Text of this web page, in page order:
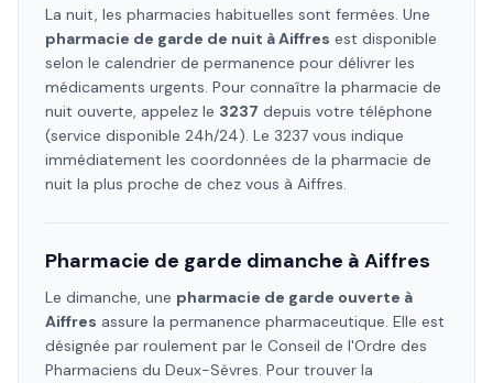
La nuit, les pharmacies habituelles sont fermées. Une
pharmacie de garde de nuit àAiffres est disponible
selon le calendrier de permanence pour délivrer les
médicaments urgents. Pour connaître la pharmacie de
nuit ouverte, appelez le 3237 depuis votre téléphone
(service disponible 24h/24). Le 3237 vous indique
immédiatement les coordonnées de la pharmacie de
nuit la plus proche de chez vous à Aiffres.
Pharmacie de garde dimanche à Aiffres
Le dimanche, une pharmacie de garde ouverte à
Aiffres assure la permanence pharmaceutique. Elle est
désignée par roulement par le Conseil de l'Ordre des
Pharmaciens du Deux-Sèvres. Pour trouver la